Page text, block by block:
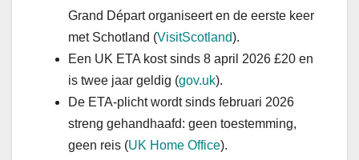
Grand Départ organiseert en de eerste keer
met Schotland (VisitScotland).
Een UK ETA kost sinds 8 april 2026 £20 en
is twee jaar geldig (gov.uk).
De ETA-plicht wordt sinds februari 2026
streng gehandhaafd: geen toestemming,
geen reis (UK Home Office).